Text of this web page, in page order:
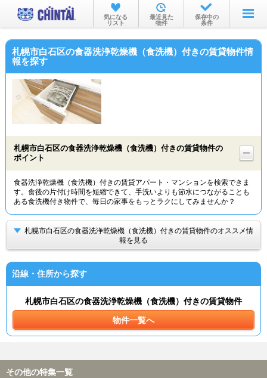
お部屋を探す
沿線・駅から
不動産会社から
気になる
リスト
最近見た
物件
保存中の
条件
札幌市白石区の食器洗浄乾燥機（食洗機）付きの賃貸物件情
報を探す
札幌市白石区の食器洗浄乾燥機（食洗機）付きの賃貸物件の
ポイント
食器洗浄乾燥機（食洗機）付きの賃貸アパート・マンションを検索できま
す。食後の片付け時間を短縮できて、手洗いよりも節水につながることも
ある食洗機付き物件で、毎日の家事をもっとラクにしてみませんか？
札幌市白石区の食器洗浄乾燥機（食洗機）付きの賃貸物件のオススメ情
報を見る
沿線・住所から探す
札幌市白石区の食器洗浄乾燥機（食洗機）付きの賃貸物件
物件一覧へ
その他の特集一覧